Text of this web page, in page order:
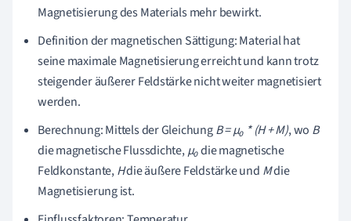
Magnetisierung des Materials mehr bewirkt.
Definition der magnetischen Sättigung: Material hat
seine maximale Magnetisierung erreicht und kann trotz
steigender äußerer Feldstärke nicht weiter magnetisiert
werden.
Berechnung: Mittels der GleichungB = μ₀ * (H + M), wo B
die magnetische Flussdichte,μ₀die magnetische
Feldkonstante,Hdie äußere Feldstärke und Mdie
Magnetisierung ist.